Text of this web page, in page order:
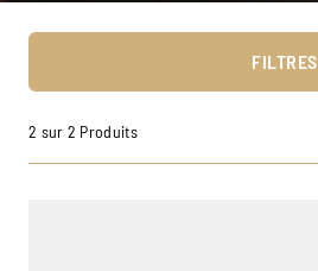
FILTRES
2 sur 2 Produits